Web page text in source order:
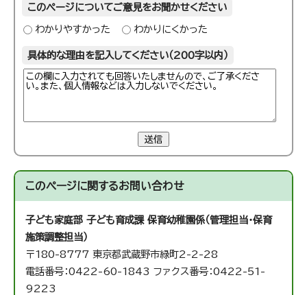
このページについてご意見をお聞かせください
わかりやすかった わかりにくかった
具体的な理由を記入してください（200字以内）
送信
このページに関するお問い合わせ
子ども家庭部 子ども育成課 保育幼稚園係（管理担当・保育
施策調整担当）
〒180-8777 東京都武蔵野市緑町2-2-28
電話番号：0422-60-1843 ファクス番号：0422-51-
9223